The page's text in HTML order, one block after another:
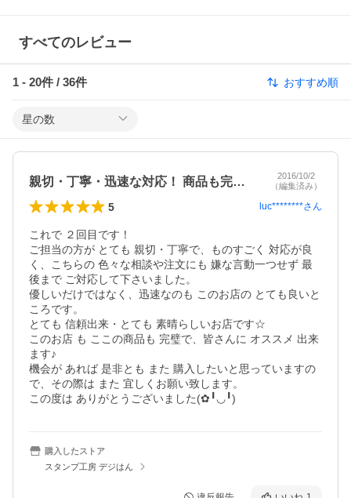
すべてのレビュー
1 - 20件 / 36件 おすすめ順
星の数
親切・丁寧・迅速な対応！ 商品も完璧☆
2016/10/2
（編集済み）
5 luc********さん
これで ２回目です！
ご担当の方が とても 親切・丁寧で、ものすごく 対応が良
く、こちらの 色々な相談や注文にも 嫌な言動一つせず 最
後まで ご対応して下さいました。
優しいだけではなく、迅速なのも このお店の とても良いと
ころです。
とても 信頼出来・とても 素晴らしいお店です☆
このお店 も ここの商品も 完璧で、皆さんに オススメ 出来
ます♪
機会が あれば 是非とも また 購入したいと思っていますの
で、その際は また 宜しくお願い致します。
この度は ありがとうございました(✿︎╹︎◡︎╹︎)
購入したストア
スタンプ工房 デジはん